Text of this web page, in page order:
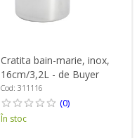
Cratita bain-marie, inox,
16cm/3,2L - de Buyer
Cod: 311116
(0)
În stoc